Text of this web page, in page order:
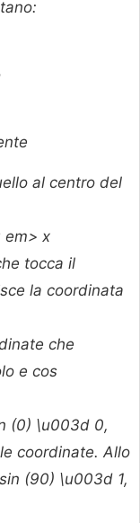
al centro del
em> x
tocca il
la coordinata
che
e cos
(0) \u003d 0,
coordinate. Allo
(90) \u003d 1,